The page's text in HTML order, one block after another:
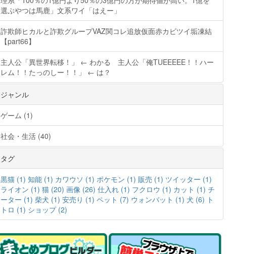
選ぶやつは馬鹿」文系ワイ「はえー」
詐欺師ヒカルと詐欺グループVAZ関コレ追放仮面赤カビツイ垢凍結
【part66】
主人公「異世界転移！」 ← わかる 主人公「俺TUEEEEE！！ハー
レム！！たっのしー！！」 ← は？
ジャンル
ゲーム (1)
社会・生活 (40)
タグ
黒猫 (1) 知能 (1) カワウソ (1) ポケモン (1) 販売 (1) ツイッター (1)
ライオン (1) 猫 (20) 画像 (26) 仕入れ (1) フクロウ (1) カット (1) チ
ーター (1) 柴犬 (1) 安売り (1) ペット (7) ウォンバット (1) 犬 (6) ト
トロ (1) ショップ (2)